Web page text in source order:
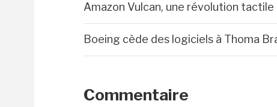
Amazon Vulcan, une révolution
Boeing cède des logiciels à Thoma
Commentaire